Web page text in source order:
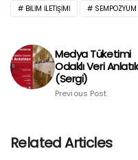
BILIM ILETIŞIMI SEMPOZYUM
Medya Tüketimi
Odaklı Veri
(Sergi)
Previous Post
Related Articles